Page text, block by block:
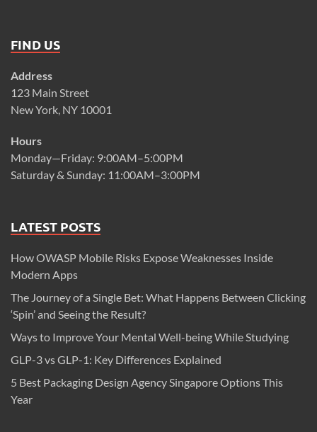
FIND US
Address
123 Main Street
New York, NY 10001
Hours
Monday—Friday: 9:00AM–5:00PM
Saturday & Sunday: 11:00AM–3:00PM
LATEST POSTS
How OWASP Mobile Risks Expose Weaknesses Inside
Modern Apps
The Journey of a Single Bet: What Happens Between Clicking
‘Spin’ and Seeing the Result?
Ways to Improve Your Mental Well-being While Studying
GLP-3 vs GLP-1: Key Differences Explained
5 Best Packaging Design Agency Singapore Options This
Year